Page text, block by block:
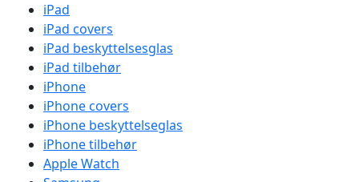
iPad
iPad covers
iPad beskyttelsesglas
iPad tilbehør
iPhone
iPhone covers
iPhone beskyttelseglas
iPhone tilbehør
Apple Watch